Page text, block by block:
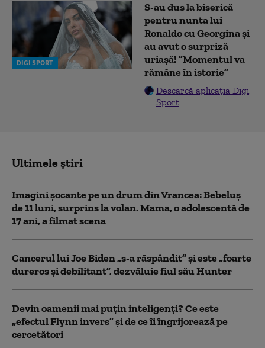
DIGI SPORT
S-au dus la biserică
pentru nunta lui
Ronaldo cu Georgina și
au avut o surpriză
uriașă! ”Momentul va
rămâne în istorie”
Descarcă aplicația Digi
Sport
Ultimele știri
Imagini șocante pe un drum din Vrancea: Bebeluș
de 11 luni, surprins la volan. Mama, o adolescentă de
17 ani, a filmat scena
Cancerul lui Joe Biden „s-a răspândit” şi este „foarte
dureros și debilitant”, dezvăluie fiul său Hunter
Devin oamenii mai puțin inteligenți? Ce este
„efectul Flynn invers” și de ce îi îngrijorează pe
cercetători